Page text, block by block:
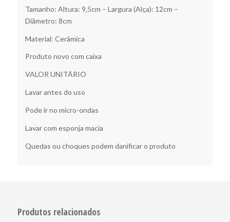
Tamanho: Altura: 9,5cm – Largura (Alça): 12cm –
Diâmetro: 8cm
Material: Cerâmica
Produto novo com caixa
VALOR UNITÁRIO
Lavar antes do uso
Pode ir no micro-ondas
Lavar com esponja macia
Quedas ou choques podem danificar o produto
Produtos relacionados